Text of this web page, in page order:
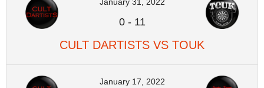
0- 11
CULT DARTISTS VS TOUK
January 17, 2022